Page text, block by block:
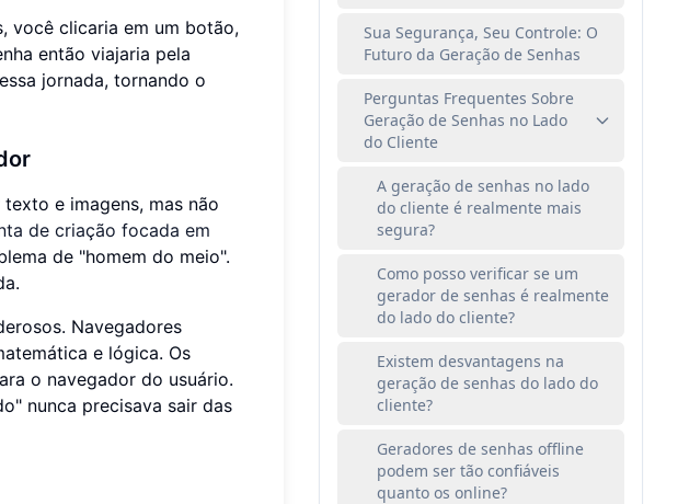
você clicaria em um botão,
então viajaria pela
jornada, tornando o
e imagens, mas não
de criação focada em
de "homem do meio".
Navegadores
e lógica. Os
o navegador do usuário.
nunca precisava sair das
Sua Segurança, Seu Controle: O
Futuro da Geração de Senhas
Perguntas Frequentes Sobre
Geração de Senhas no Lado
do Cliente
A geração de senhas no lado
do cliente é realmente mais
segura?
Como posso verificar se um
gerador de senhas é realmente
do lado do cliente?
Existem desvantagens na
geração de senhas do lado do
cliente?
Geradores de senhas offline
podem ser tão confiáveis
quanto os online?